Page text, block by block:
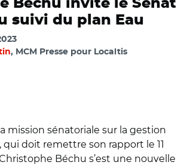
Béchu invite le Sénat
suivi du plan Eau
, MCM Presse pour Localtis
mission sénatoriale sur la gestion
qui doit remettre son rapport le 11
Béchu s’est une nouvelle